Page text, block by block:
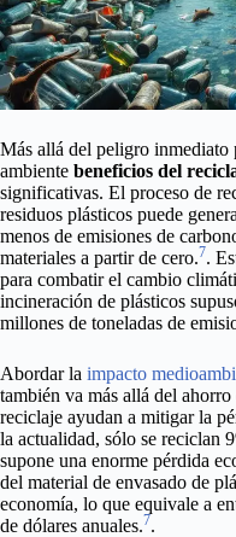
Más allá del peligro inmediato
ambiente beneficios del
significativas. El proceso de
residuos plásticos puede
menos de emisiones de
materiales a partir de cero.7.
para combatir el cambio
incineración de plásticos
millones de toneladas de
Abordar la impacto
también va más allá del
reciclaje ayudan a mitigar la
la actualidad, sólo se reciclan
supone una enorme pérdida
del material de envasado de
economía, lo que equivale a
de dólares anuales.7.